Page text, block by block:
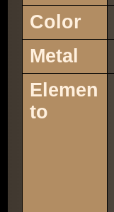
Color
Metal
Elemen
to